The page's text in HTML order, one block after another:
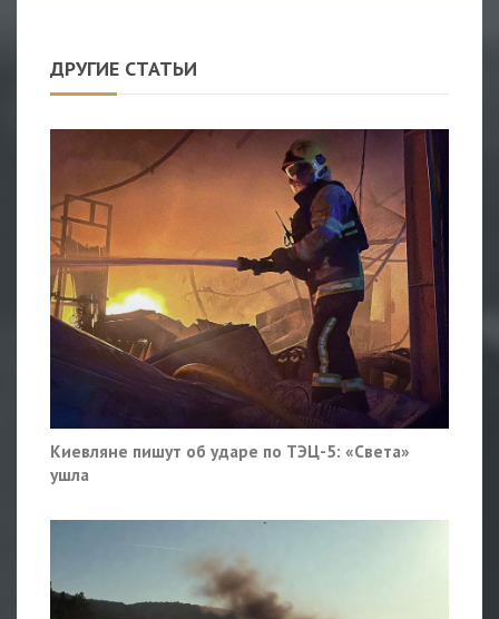
ДРУГИЕ СТАТЬИ
Киевляне пишут об ударе по ТЭЦ-5: «Света»
ушла